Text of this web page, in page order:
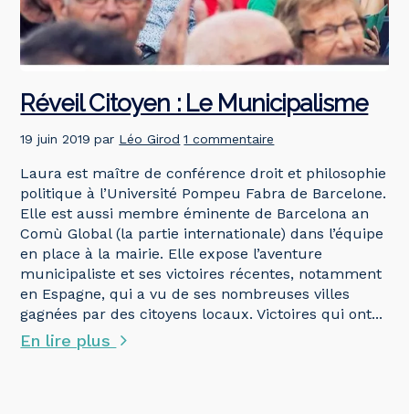
Réveil Citoyen : Le Municipalisme
19 juin 2019 par Léo Girod 1 commentaire
Laura est maître de conférence droit et philosophie
politique à l’Université Pompeu Fabra de Barcelone.
Elle est aussi membre éminente de Barcelona an
Comù Global (la partie internationale) dans l’équipe
en place à la mairie. Elle expose l’aventure
municipaliste et ses victoires récentes, notamment
en Espagne, qui a vu de ses nombreuses villes
gagnées par des citoyens locaux. Victoires qui ont...
En lire plus